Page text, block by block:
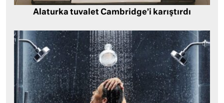
Alaturka tuvalet Cambridge’i karıştırdı